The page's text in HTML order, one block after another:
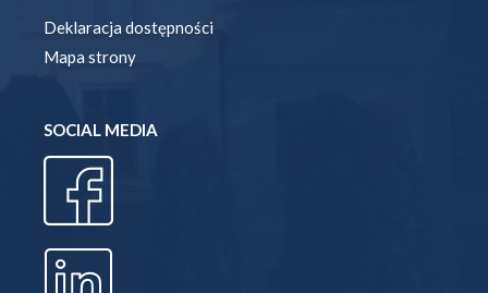
Deklaracja dostępności
Mapa strony
SOCIAL MEDIA